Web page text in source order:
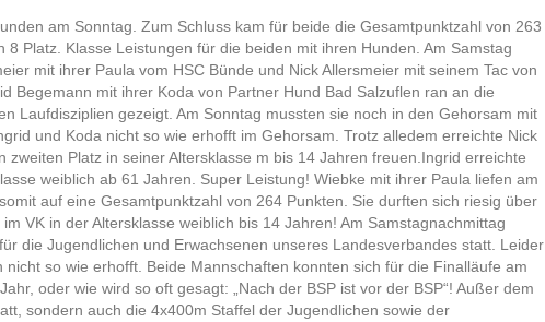
am Sonntag. Zum Schluss kam für beide die Gesamtpunktzahl von 263
Platz. Klasse Leistungen für die beiden mit ihren Hunden. Am Samstag
mit ihrer Paula vom HSC Bünde und Nick Allersmeier mit seinem Tac von
Begemann mit ihrer Koda von Partner Hund Bad Salzuflen ran an die
Laufdisziplien gezeigt. Am Sonntag mussten sie noch in den Gehorsam mit
und Koda nicht so wie erhofft im Gehorsam. Trotz alledem erreichte Nick
Platz in seiner Altersklasse m bis 14 Jahren freuen.Ingrid erreichte
weiblich ab 61 Jahren. Super Leistung! Wiebke mit ihrer Paula liefen am
auf eine Gesamtpunktzahl von 264 Punkten. Sie durften sich riesig über
VK in der Altersklasse weiblich bis 14 Jahren! Am Samstagnachmittag
die Jugendlichen und Erwachsenen unseres Landesverbandes statt. Leider
so wie erhofft. Beide Mannschaften konnten sich für die Finalläufe am
oder wie wird so oft gesagt: „Nach der BSP ist vor der BSP“! Außer dem
sondern auch die 4x400m Staffel der Jugendlichen sowie der